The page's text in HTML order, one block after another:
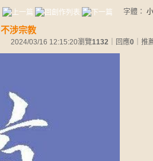
字體： 小
涉宗教
2024/03/16 12:15:20瀏覽1132 ｜回應0 ｜推